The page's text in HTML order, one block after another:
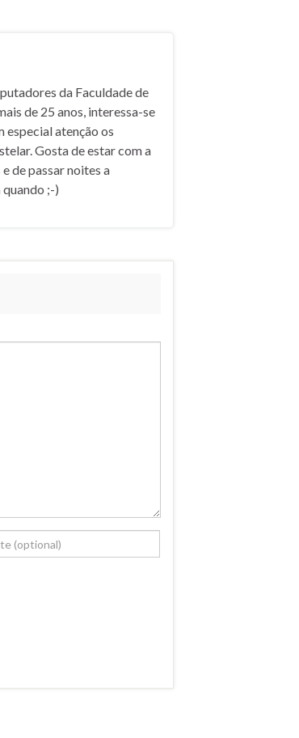
da Faculdade de
de 25 anos, interessa-se
especial atenção os
Gosta de estar com a
de passar noites a
;-)